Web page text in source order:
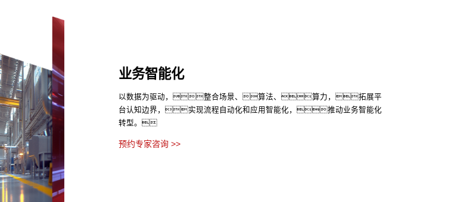
业务智能化
以数据为驱动，整合场景、算法、算力，拓展平
台认知边界，实现流程自动化和应用智能化，推动业务智能化
转型。
预约专家咨询 >>